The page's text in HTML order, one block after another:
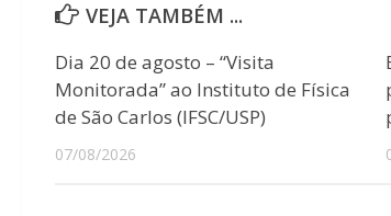
VEJA TAMBÉM ...
Dia 20 de agosto – “Visita
Monitorada” ao Instituto de Física
de São Carlos (IFSC/USP)
07/08/2026